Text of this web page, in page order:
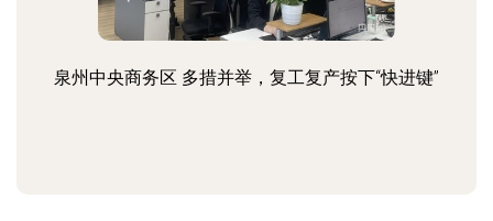
泉州中央商务区 多措并举，复工复产按下“快进键”